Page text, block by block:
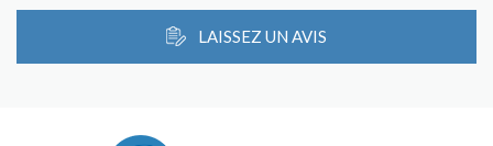
LAISSEZ UN AVIS